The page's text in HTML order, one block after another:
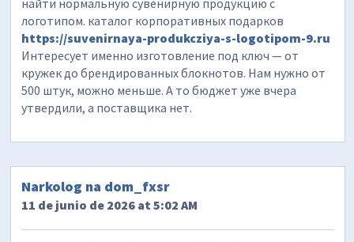
логотипом. каталог корпоративных подарков
https://suvenirnaya-produkcziya-s-logotipom-9.ru
Интересует именно изготовление под ключ — от
кружек до брендированных блокнотов. Нам нужно от
500 штук, можно меньше. А то бюджет уже вчера
утвердили, а поставщика нет.
Narkolog na dom_fxsr
11 de junio de 2026 at 5:02 AM